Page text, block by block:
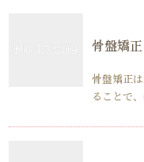
骨盤矯
骨盤矯正
ることで